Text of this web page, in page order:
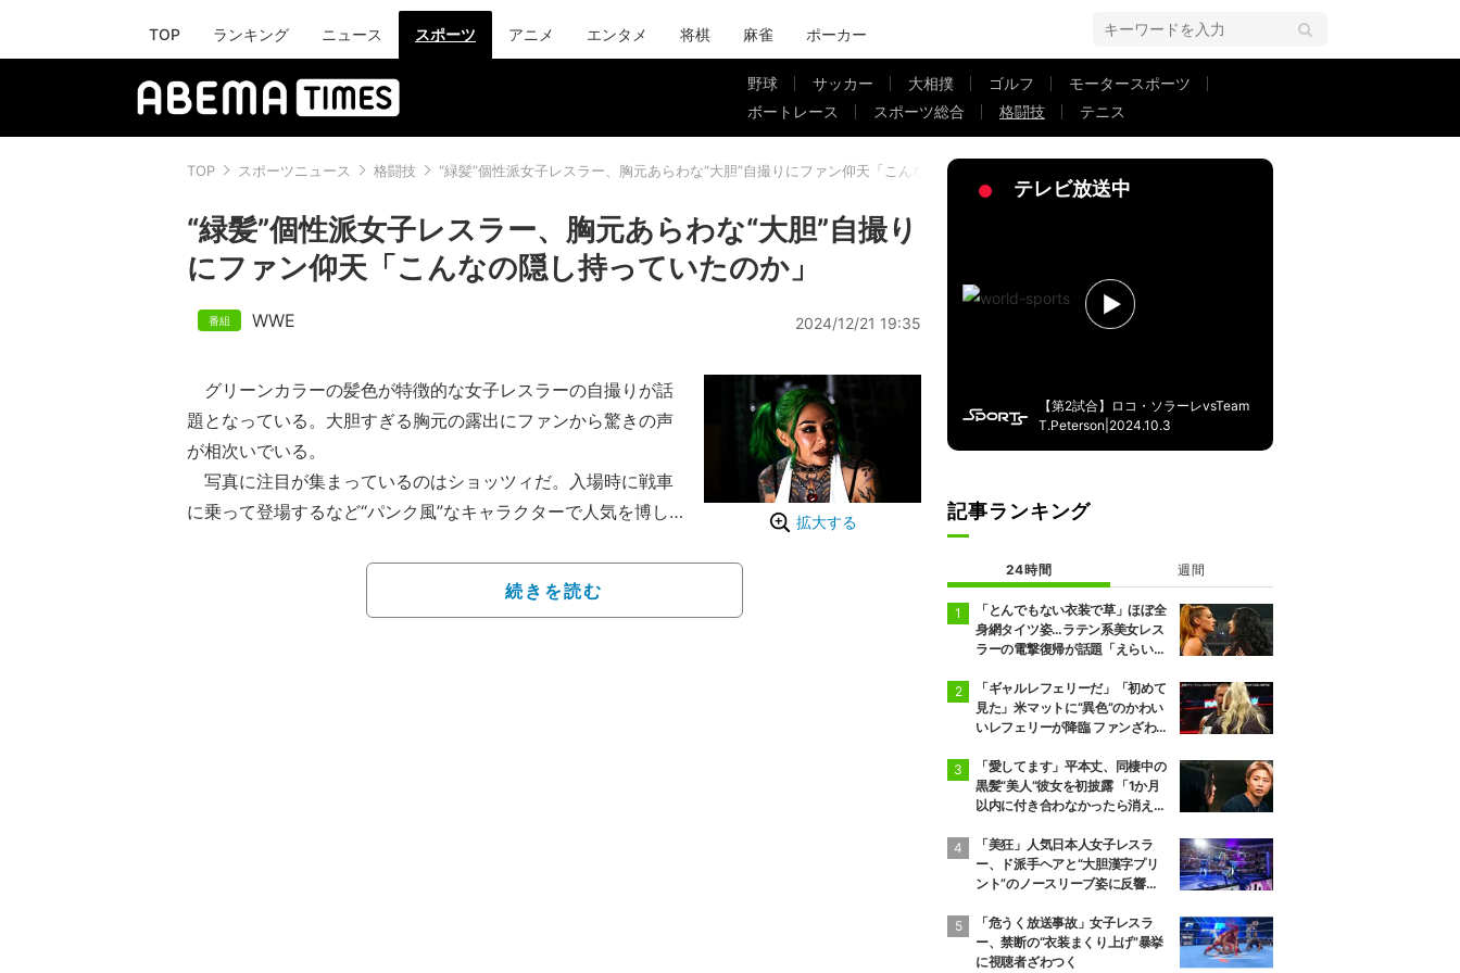
TOP ランキング ニュース スポーツ アニメ エンタメ 将棋 麻雀 ポーカー
野球 サッカー 大相撲 ゴルフ
モータースポーツ
ボートレース
スポーツ総合 格闘技 テニス
TOP スポーツニュース 格闘技 “緑髪”個性派女子レスラー、胸元あらわな“大胆”自撮りにファン仰天「こんなの隠し持っていたのか」
“緑髪”個性派女子レスラー、胸元あらわな“大胆”自撮り
にファン仰天「こんなの隠し持っていたのか」
WWE 2024/12/21 19:35
拡大する
グリーンカラーの髪色が特徴的な女子レスラーの自撮りが話
題となっている。大胆すぎる胸元の露出にファンから驚きの声
が相次いでいる。
写真に注目が集まっているのはショッツィだ。入場時に戦車
に乗って登場するなど“パンク風”なキャラクターで人気を博し
子王者だった現RAWスーパースターのライラ・ヴァルキリアと
対戦した際に膝を負傷して戦線離脱を余儀なくされていた。
続きを読む
テレビ放送中
【第2試合】ロコ・ソラーレvsTeam
T.Peterson|2024.10.3
記事ランキング
24時間 週間
「とんでもない衣装で草」ほぼ全
身網タイツ姿…ラテン系美女レス
ラーの電撃復帰が話題「えらいセ
「ギャルレフェリーだ」「初めて
見た」米マットに“異色”のかわい
いレフェリーが降臨 ファンざわめ
「愛してます」平本丈、同棲中の
黒髪“美人”彼女を初披露 「1か月
以内に付き合わなかったら消え
「美狂」人気日本人女子レスラ
ー、ド派手ヘアと“大胆漢字プリ
ント”のノースリーブ姿に反響
「危うく放送事故」女子レスラ
ー、禁断の“衣装まくり上げ”暴挙
に視聴者ざわつく